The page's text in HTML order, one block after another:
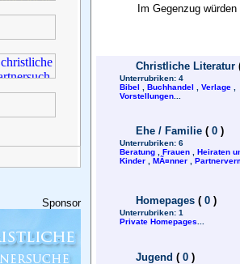
Sponsor
Im Gegenzug
Christliche Literatur
Unterrubriken: 4
Bibel
Buchhandel Verlage
Vorstellungen
Ehe / Familie ( 0 )
Unterrubriken: 6
Beratung
Frauen
Heiraten
Kinder
MÃ¤nner
Homepages ( 0 )
Unterrubriken: 1
Private Homepages
Jugend ( 0 )